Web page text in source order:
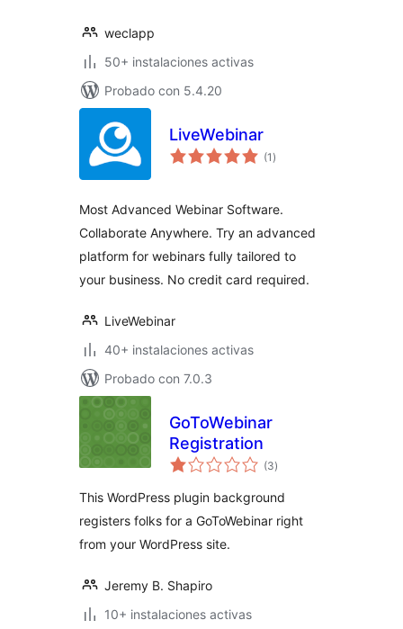
weclapp
50+ instalaciones activas
Probado con 5.4.20
LiveWebinar
(1 valoraciones
en
)
Most Advanced Webinar Software.
Collaborate Anywhere. Try an advanced
platform for webinars fully tailored to
your business. No credit card required.
LiveWebinar
40+ instalaciones activas
Probado con 7.0.3
GoToWebinar
Registration
(3valoraciones
en
)
This WordPress plugin background
registers folks for a GoToWebinar right
from your WordPress site.
Jeremy B. Shapiro
10+ instalaciones activas